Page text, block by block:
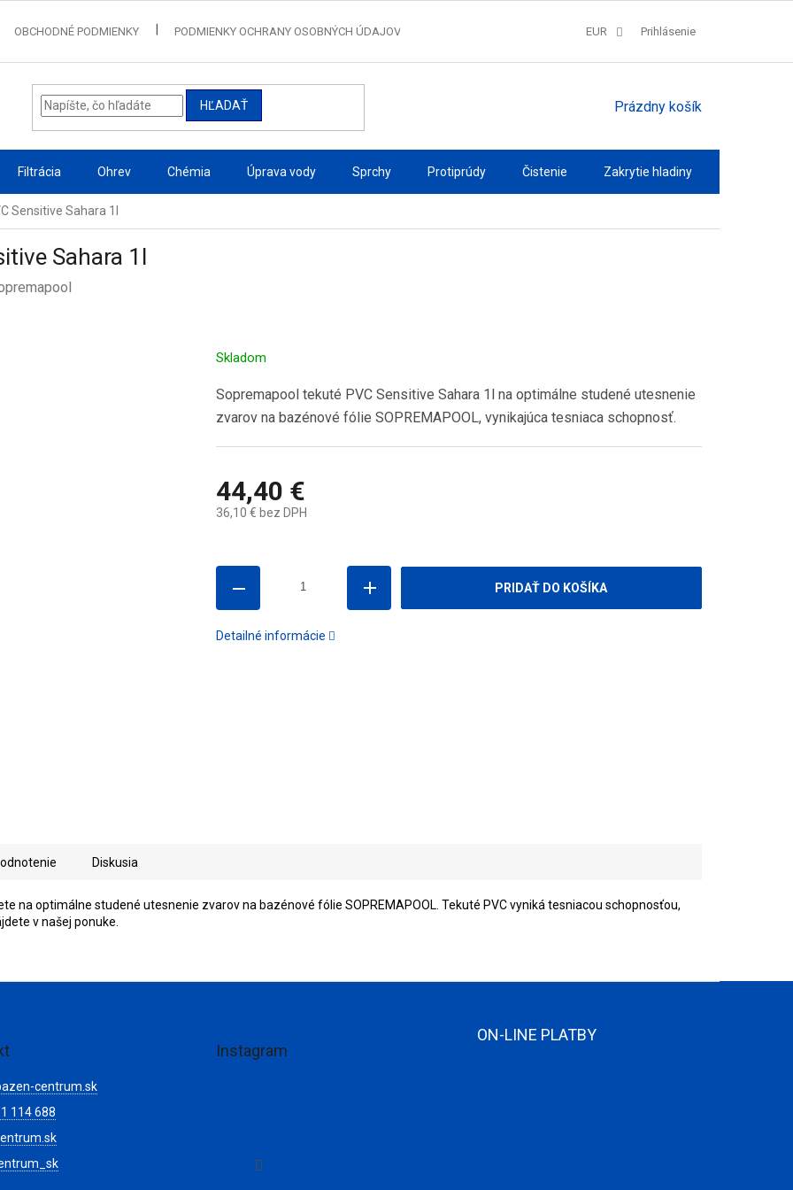
OBCHODNÉ PODMIENKY PODMIENKY OCHRANY OSOBNÝCH ÚDAJOV REKLAMAČNÝ PORIADOK
EUR Prihlásenie
HĽADAŤ
NÁKUPNÝ
Prázdny košík
Filtrácia Ohrev Chémia Úprava vody Sprchy Protiprúdy Čistenie Zakrytie hladiny
Sensitive Sahara 1l
Sahara 1l
44,40 €
36,10 € bez DPH
Skladom
PRIDAŤ DO KOŠÍKA
Sopremapool tekuté PVC Sensitive Sahara 1l na optimálne studené utesnenie
zvarov na bazénové fólie SOPREMAPOOL, vynikajúca tesniaca schopnosť.
Detailné informácie
Diskusia
na optimálne studené utesnenie zvarov na bazénové fólie SOPREMAPOOL. Tekuté PVC vyniká tesniacou schopnosťou,
v našej ponuke.
centrum.sk
114 688
Instagram
ON-LINE PLATBY